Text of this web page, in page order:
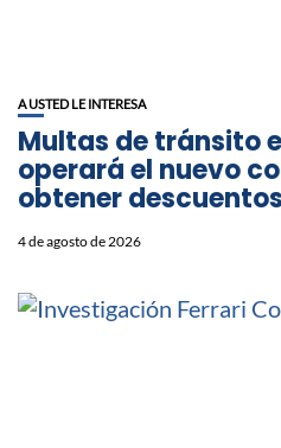
A USTED LE INTERESA
Multas de tránsito
operará el nuevo
obtener descuentos
4 de agosto de 2026